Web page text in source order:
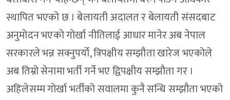
स्थापित भएको छ । बेलायती अदालत र बेलायती संसदबाट
अनुमोदन भएको गोर्खा नीतिलाई आधार मानेर अब नेपाल
सरकारले भन्न सक्नुपर्यो, त्रिपक्षीय सम्झौता खारेज भएकोले
अब तिम्रो सेनामा भर्ती गर्ने भए द्विपक्षीय सम्झौता गर ।
अहिलेसम्म गोर्खा भर्तीको सवालमा कुनै सन्धि सम्झौता भएको